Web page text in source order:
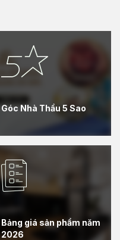
Góc Nhà Thầu 5 Sao
Bảng giá sản phẩm năm
2026